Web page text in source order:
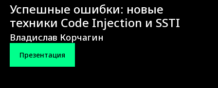
Успешные ошибки: новые
техники Code Injection и SSTI
Владислав Корчагин
Презентация